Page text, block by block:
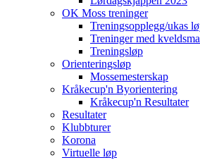
OK Moss treninger
Treningsopplegg/ukas
Treninger med
Treningsløp
Orienteringsløp
Mossemesterskap
Kråkecup'n Byorientering
Kråkecup'n Resultater
Resultater
Klubbturer
Korona
Virtuelle løp